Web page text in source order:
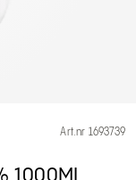
Art.nr 1693739